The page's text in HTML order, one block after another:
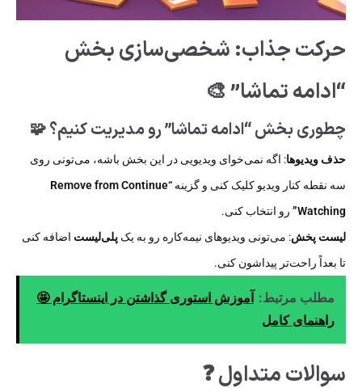
حرکت جذاب: شخصی‌سازی بخش
“ادامه تماشا” 🎨
چطوری بخش “ادامه تماشا” رو مدیریت کنیم؟ 🧩
حذف ویدیوها: اگه نمی‌خوای ویدیویی در این بخش باشه، می‌تونی روی
سه نقطه کنار ویدیو کلیک کنی و گزینه “Remove from Continue
Watching”
رو انتخاب کنی.
لیست پخش: می‌تونی ویدیوهای نیمه‌کاره رو به یک پلی‌لیست اضافه کنی
تا بعداً راحت‌تر پیداشون کنی.
مطلب مرتبط: آموزش استوری گذاشتن در اینستاگرام 🤩
راهنمای کامل
سوالات متداول ❓